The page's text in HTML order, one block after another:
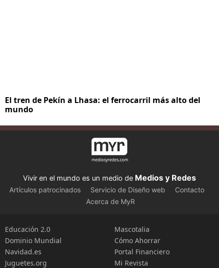
El tren de Pekín a Lhasa: el ferrocarril más alto del
mundo
Vivir en el mundo es un medio de Medios y Redes
Artículos patrocinados Servicio de Diseño web
Contacto
Acerca de MyR
Educación 2.0
Dominio Mundial
Navidad.es
Juguetes.org
Mascotalia
Cómo Ahorrar
Portal Financiero
Mi Revista